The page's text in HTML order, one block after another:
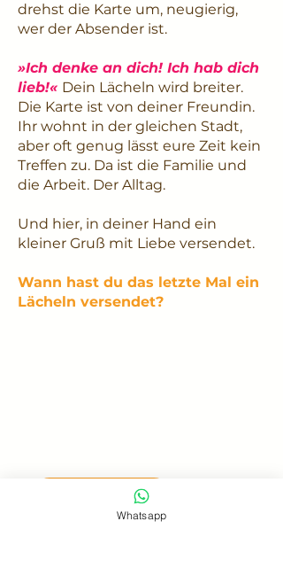
drehst die Karte um, neugierig,
wer der Absender ist.
»Ich denke an dich! Ich hab dich
lieb!« Dein Lächeln wird breiter.
Die Karte ist von deiner Freundin.
Ihr wohnt in der gleichen Stadt,
aber oft genug lässt eure Zeit kein
Treffen zu. Da ist die Familie und
die Arbeit. Der Alltag.
Und hier, in deiner Hand ein
kleiner Gruß mit Liebe versendet.
Wann hast du das letzte Mal ein
Lächeln versendet?
click & call
Whatsapp